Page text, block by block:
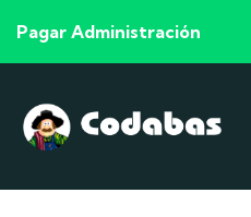
Pagar Administración